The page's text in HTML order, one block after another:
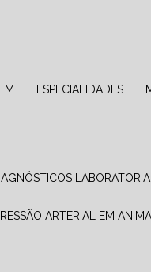
ESPECIALIDADES
DIAGNÓSTICOS
ARTERIAL EM